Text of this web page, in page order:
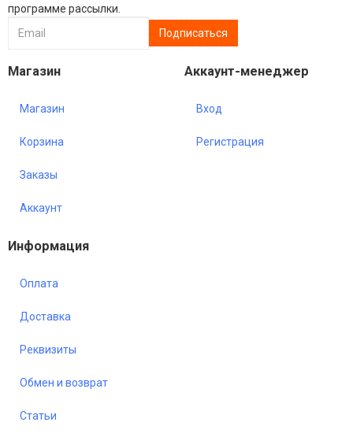
программе рассылки.
Магазин
Магазин
Корзина
Заказы
Аккаунт
Аккаунт-менеджер
Вход
Регистрация
Информация
Оплата
Доставка
Реквизиты
Обмен и возврат
Статьи